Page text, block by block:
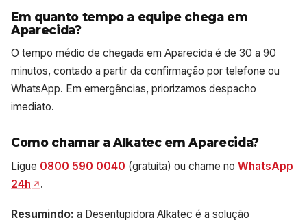
Em quanto tempo a equipe chega em
Aparecida?
O tempo médio de chegada em Aparecida é de 30 a 90
minutos, contado a partir da confirmação por telefone ou
WhatsApp. Em emergências, priorizamos despacho
imediato.
Como chamar a Alkatec em Aparecida?
Ligue 0800 590 0040 (gratuita) ou chame no WhatsApp
24h
.
Resumindo: a Desentupidora Alkatec é a solução